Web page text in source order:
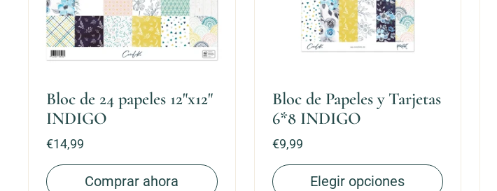
Bloc de 24 papeles 12"x12"
INDIGO
Precio:
€14,99
Comprar ahora
Bloc de Papeles y Tarjetas
6*8 INDIGO
Precio:
€9,99
Elegir opciones